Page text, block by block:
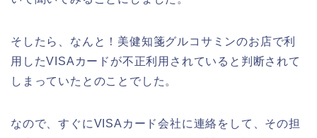
そしたら、なんと！美健知箋グルコサミンのお店で利
用したVISAカードが不正利用されていると判断されて
しまっていたとのことでした。
なので、すぐにVISAカード会社に連絡をして、その担